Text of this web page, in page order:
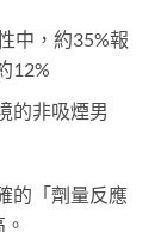
中，約35%報
12%
的非吸煙男
的「劑量反應